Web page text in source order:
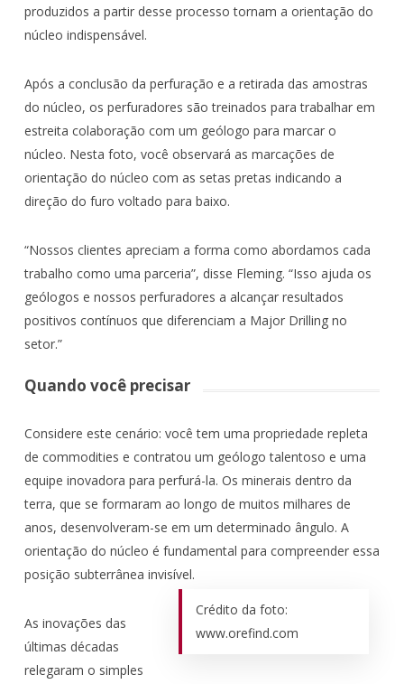
produzidos a partir desse processo tornam a orientação do
núcleo indispensável.
Após a conclusão da perfuração e a retirada das amostras
do núcleo, os perfuradores são treinados para trabalhar em
estreita colaboração com um geólogo para marcar o
núcleo. Nesta foto, você observará as marcações de
orientação do núcleo com as setas pretas indicando a
direção do furo voltado para baixo.
“Nossos clientes apreciam a forma como abordamos cada
trabalho como uma parceria”, disse Fleming. “Isso ajuda os
geólogos e nossos perfuradores a alcançar resultados
positivos contínuos que diferenciam a Major Drilling no
setor.”
Quando você precisar
Considere este cenário: você tem uma propriedade repleta
de commodities e contratou um geólogo talentoso e uma
equipe inovadora para perfurá-la. Os minerais dentro da
terra, que se formaram ao longo de muitos milhares de
anos, desenvolveram-se em um determinado ângulo. A
orientação do núcleo é fundamental para compreender essa
posição subterrânea invisível.
Crédito da foto:
www.orefind.com
As inovações das
últimas décadas
relegaram o simples